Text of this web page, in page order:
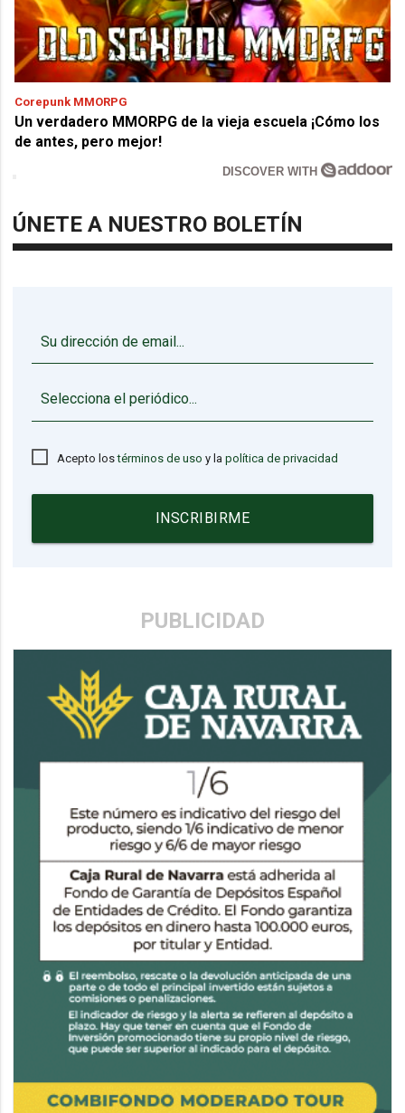
Corepunk MMORPG
Un verdadero MMORPG de la vieja escuela ¡Cómo los
de antes, pero mejor!
DISCOVER WITH
ÚNETE A NUESTRO BOLETÍN
Acepto lostérminos de uso y lapolítica de privacidad
INSCRIBIRME
PUBLICIDAD